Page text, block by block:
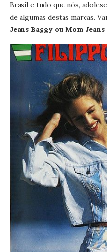
Brasil e tudo que nós,
de algumas destas marcas.
Jeans Baggy ou Mom